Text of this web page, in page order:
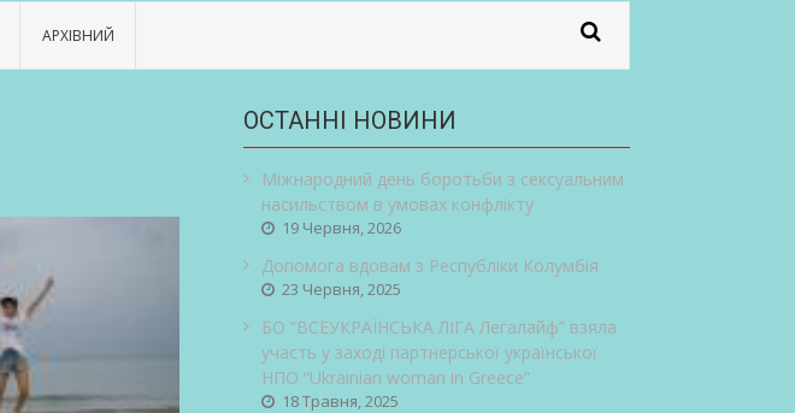
АРХІВНИЙ
ОСТАННІ НОВИНИ
Міжнародний день боротьби з сексуальним
насильством в умовах конфлікту
19 Червня, 2026
Допомога вдовам з Республіки Колумбія
23 Червня, 2025
БО “ВСЕУКРАЇНСЬКА ЛІГА Легалайф” взяла
участь у заході партнерської української
НПО “Ukrainian woman in Greece”
18 Травня, 2025